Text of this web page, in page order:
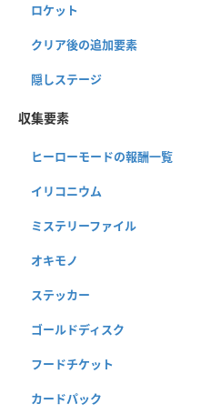
ロケット
クリア後の追加要素
隠しステージ
収集要素
ヒーローモードの報酬一覧
イリコニウム
ミステリーファイル
オキモノ
ステッカー
ゴールドディスク
フードチケット
カードパック